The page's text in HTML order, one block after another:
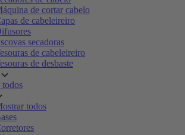
de cortar cabelo
de cabeleireiro
secadoras
de cabeleireiro
de desbaste
todos
todos